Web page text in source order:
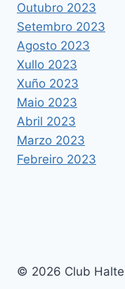
Outubro 2023
Setembro 2023
Agosto 2023
Xullo 2023
Xuño 2023
Maio 2023
Abril 2023
Marzo 2023
Febreiro 2023
© 2026 Club